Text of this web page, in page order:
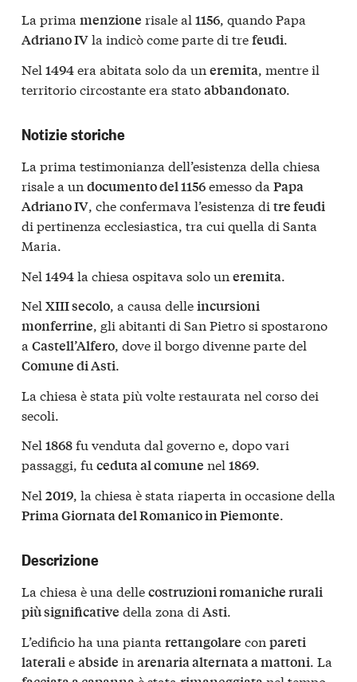
La prima menzione risale al 1156, quando Papa
Adriano IVla indicò come parte di trefeudi.
Nel 1494era abitata solo da un eremita, mentre il
territorio circostante era statoabbandonato.
Notizie storiche
La prima testimonianza dell’esistenza della chiesa
risale a un documento del 1156emesso da Papa
Adriano IV, che confermava l’esistenza di tre feudi
di pertinenza ecclesiastica, tra cui quella di Santa
Maria.
Nel 1494la chiesa ospitava solo un eremita
Nel XIII secolo, a causa delleincursioni
monferrine, gli abitanti di San Pietro si spostarono
a Castell’Alfero, dove il borgo divenne parte del
Comune di Asti.
La chiesa è stata più volte restaurata nel corso dei
secoli.
Nel 1868fu venduta dal governo e, dopo vari
passaggi, fu ceduta al comune nel 1869.
Nel 2019, la chiesa è stata riaperta in occasione della
Prima Giornata del Romanico in Piemonte.
Descrizione
La chiesa è una dellecostruzioni romaniche rurali
più significative della zona di Asti.
L’edificio ha una pianta rettangolare con pareti
lateralieabside in arenaria alternata a mattoni. La